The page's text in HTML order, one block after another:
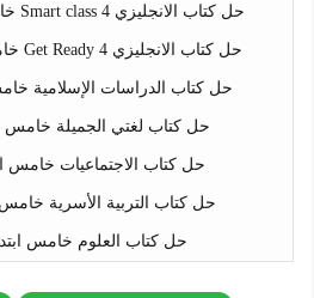
حل كتاب الانجليزي Smart class 4 خامس ابتدائي ف2 1442
حل كتاب الانجليزي Get Ready 4 خامس ابتدائي ف2 1442
حل كتاب الدراسات الإسلامية خامس
حل كتاب لغتي الجميلة خامس
حل كتاب الاجتماعيات خامس
حل كتاب التربية الأسرية خامس
حل كتاب العلوم خامس ابتدائي